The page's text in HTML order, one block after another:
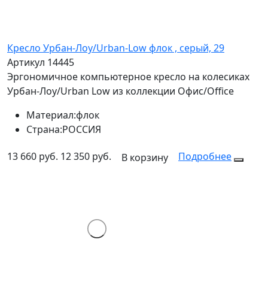
Кресло Урбан-Лоу/Urban-Low флок , серый, 29
Артикул 14445
Эргономичное компьютерное кресло на колесиках
Урбан-Лоу/Urban Low из коллекции Офис/Office
Материал:флок
Страна:РОССИЯ
13 660 руб. 12 350 руб. В корзину Подробнее